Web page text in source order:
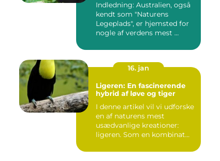
Indledning: Australien, også
kendt som "Naturens
Legeplads", er hjemsted for
nogle af verdens mest ...
16. jan
Ligeren: En fascinerende
hybrid af løve og tiger
I denne artikel vil vi udforske
en af naturens mest
usædvanlige kreationer:
ligeren. Som en kombinat...